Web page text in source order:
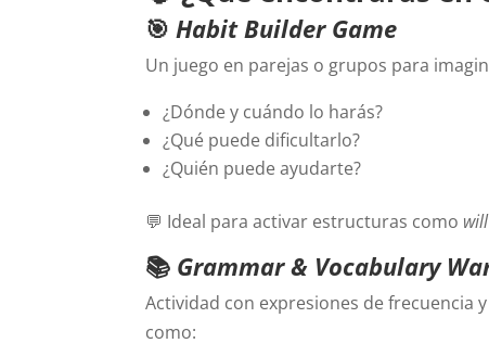
🎯Habit Builder Game
Un juego en parejas o grupos para
¿Dónde y cuándo lo harás?
¿Qué puede dificultarlo?
¿Quién puede ayudarte?
💬 Ideal para activar estructuras como
📚 Grammar & Vocabulary
Actividad con expresiones de frecuencia
como: